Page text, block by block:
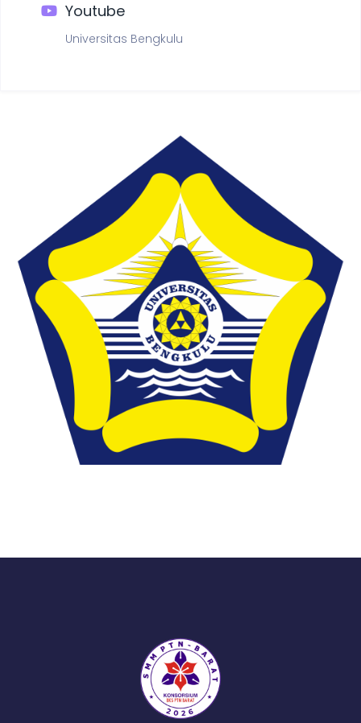
Youtube
Universitas Bengkulu